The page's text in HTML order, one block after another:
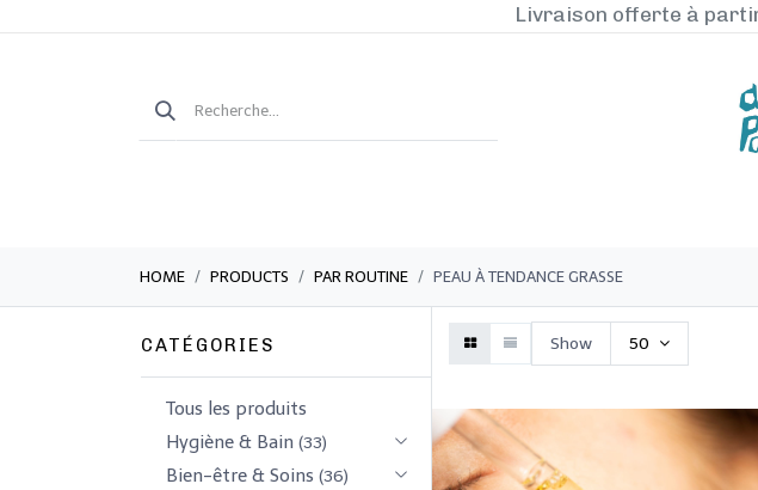
Livraison offerte à
HOME PRODUCTS PAR ROUTINE PEAU À TENDANCE GRASSE
CATÉGORIES
Tous les produits
​Hygiène & Bain (33)
​​​Bien-être & Soins (36)
Show 50